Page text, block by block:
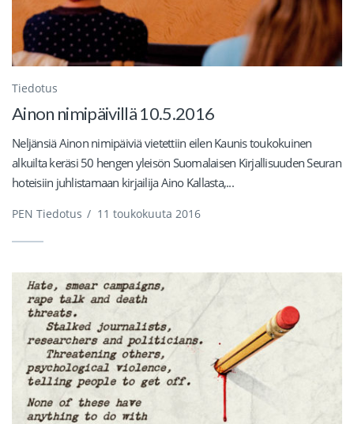
Tiedotus
Ainon nimipäivillä 10.5.2016
Neljänsiä Ainon nimipäiviä vietettiin eilen Kaunis toukokuinen
alkuilta keräsi 50 hengen yleisön Suomalaisen Kirjallisuuden Seuran
hoteisiin juhlistamaan kirjailija Aino Kallasta,...
PEN Tiedotus / 11 toukokuuta 2016